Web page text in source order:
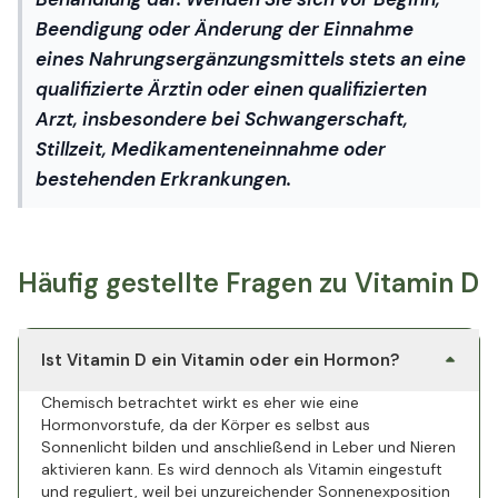
Beendigung oder Änderung der Einnahme
eines Nahrungsergänzungsmittels stets an eine
qualifizierte Ärztin oder einen qualifizierten
Arzt, insbesondere bei Schwangerschaft,
Stillzeit, Medikamenteneinnahme oder
bestehenden Erkrankungen.
Häufig gestellte Fragen zu Vitamin D
Ist Vitamin D ein Vitamin oder ein Hormon?
Chemisch betrachtet wirkt es eher wie eine
Hormonvorstufe, da der Körper es selbst aus
Sonnenlicht bilden und anschließend in Leber und Nieren
aktivieren kann. Es wird dennoch als Vitamin eingestuft
und reguliert, weil bei unzureichender Sonnenexposition